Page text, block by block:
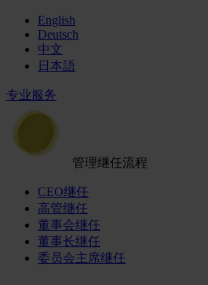
English
Deutsch
中文
日本語
专业服务
管理继任流程
CEO继任
高管继任
董事会继任
董事长继任
委员会主席继任